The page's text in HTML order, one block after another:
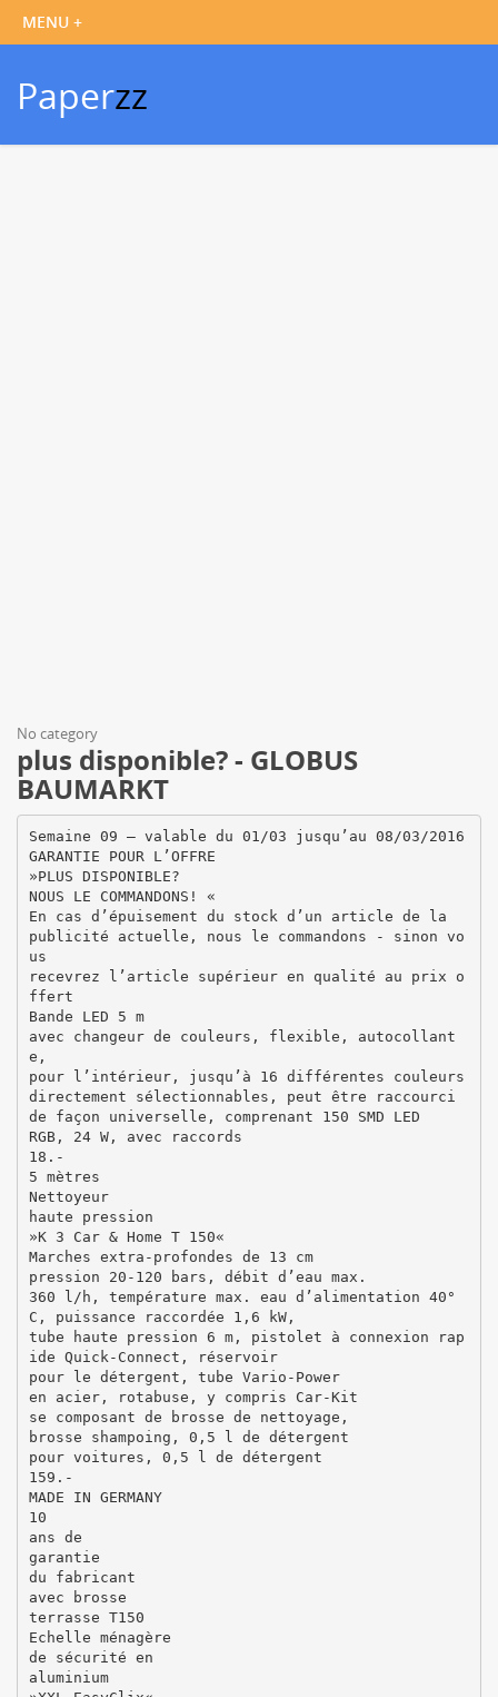
Paperzz
No category
plus disponible? - GLOBUS
BAUMARKT
Semaine 09 – valable du 01/03 jusqu’au 08/03/2016
GARANTIE POUR L’OFFRE
»PLUS DISPONIBLE?
NOUS LE COMMANDONS! «
En cas d’épuisement du stock d’un article de la
publicité actuelle, nous le commandons - sinon vo
us
recevrez l’article supérieur en qualité au prix o
ffert
Bande LED 5 m
avec changeur de couleurs, flexible, autocollant
e,
pour l’intérieur, jusqu’à 16 différentes couleurs
directement sélectionnables, peut être raccourci
de façon universelle, comprenant 150 SMD LED
RGB, 24 W, avec raccords
18.-
5 mètres
Nettoyeur
haute pression
»K 3 Car & Home T 150«
Marches extra-profondes de 13 cm
pression 20-120 bars, débit d’eau max.
360 l/h, température max. eau d’alimentation 40°
C, puissance raccordée 1,6 kW,
tube haute pression 6 m, pistolet à connexion rap
ide Quick-Connect, réservoir
pour le détergent, tube Vario-Power
en acier, rotabuse, y compris Car-Kit
se composant de brosse de nettoyage,
brosse shampoing, 0,5 l de détergent
pour voitures, 0,5 l de détergent
159.-
MADE IN GERMANY
10
ans de
garantie
du fabricant
avec brosse
terrasse T150
Echelle ménagère
de sécurité en
aluminium